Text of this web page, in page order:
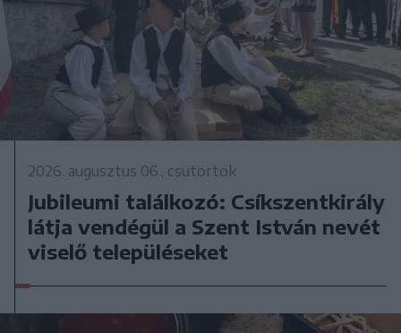
2026. augusztus 06., csütörtök
Jubileumi találkozó: Csíkszentkirály
látja vendégül a Szent István nevét
viselő településeket